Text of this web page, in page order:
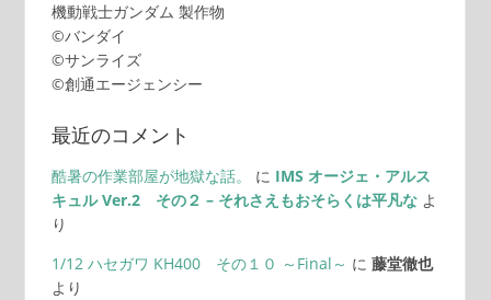
機動戦士ガンダム 製作物
©バンダイ
©サンライズ
©創通エージェンシー
最近のコメント
酷暑の作業部屋が地獄な話。 に IMS オージェ・アルス
キュル Ver.2 その２ – それさえもおそらくは平凡なよ
り
1/12 ハセガワ KH400 その１０ ～Final～ に 藤堂徹也
より